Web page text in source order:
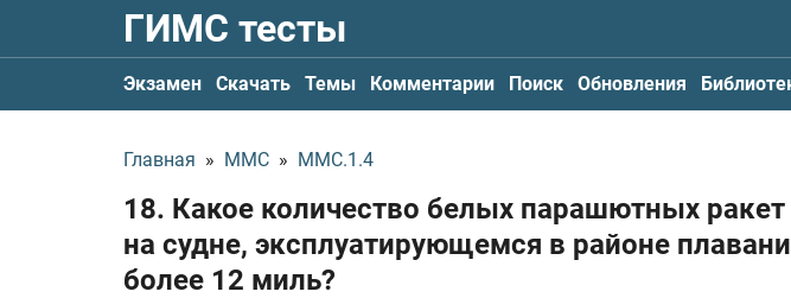
ГИМС тесты
Экзамен Скачать Темы Комментарии Поиск Обновления
Главная » ММС » ММС.1.4
18. Какое количество белых парашютных
на судне, эксплуатирующемся в районе
более 12 миль?